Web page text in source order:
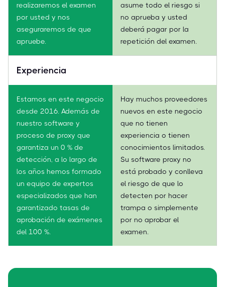
realizaremos el examen
por usted y nos
aseguraremos de que
apruebe.
asume todo el riesgo si
no aprueba y usted
deberá pagar por la
repetición del examen.
Experiencia
Estamos en este negocio
desde 2016. Además de
nuestro software y
proceso de proxy que
garantiza un 0 % de
detección, a lo largo de
los años hemos formado
un equipo de expertos
especializados que han
garantizado tasas de
aprobación de exámenes
del 100 %.
Hay muchos proveedores
nuevos en este negocio
que no tienen
experiencia o tienen
conocimientos limitados.
Su software proxy no
está probado y conlleva
el riesgo de que lo
detecten por hacer
trampa o simplemente
por no aprobar el
examen.